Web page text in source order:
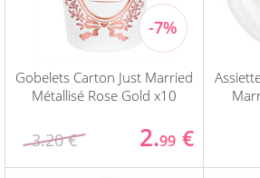
Gobelets Carton Just Married
Métallisé Rose Gold x10
3.20 € 2.99 €